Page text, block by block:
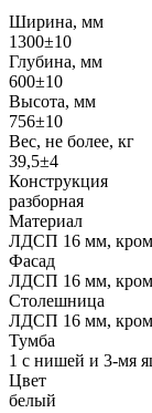
Ширина, мм
1300±10
Глубина, мм
600±10
Высота, мм
756±10
Вес, не более, кг
39,5±4
Конструкция
разборная
Материал
ЛДСП 16 мм,
Фасад
ЛДСП 16 мм,
Столешница
ЛДСП 16 мм,
Тумба
1 с нишей и 3-мя
Цвет
белый